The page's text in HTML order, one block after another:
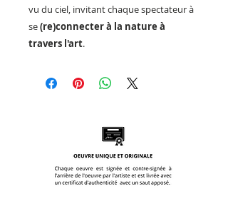
vu du ciel, invitant chaque spectateur à
se(re)connecter à la nature à
travers l'art.